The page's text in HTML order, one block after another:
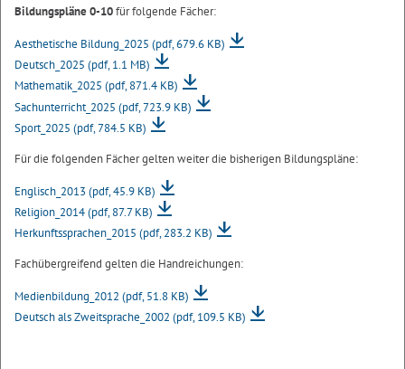
Bildungspläne 0-10für folgende Fächer:
Aesthetische Bildung_2025 (pdf, 679.6 KB)
Deutsch_2025 (pdf, 1.1 MB)
Mathematik_2025 (pdf, 871.4 KB)
Sachunterricht_2025 (pdf, 723.9 KB)
Sport_2025 (pdf, 784.5 KB)
Für die folgenden Fächer gelten weiter die bisherigen Bildungspläne:
Englisch_2013 (pdf, 45.9 KB)
Religion_2014(pdf, 87.7 KB)
Herkunftssprachen_2015 (pdf, 283.2 KB)
Fachübergreifend gelten die Handreichungen:
Medienbildung_2012 (pdf, 51.8 KB)
Deutsch als Zweitsprache_2002 (pdf, 109.5 KB)